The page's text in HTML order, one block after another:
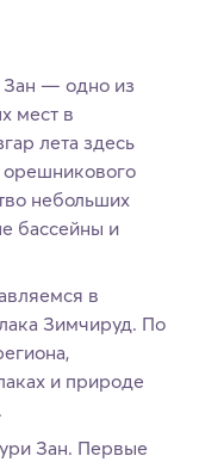
Зан — одно из
мест в
лета здесь
орешникового
небольших
бассейны и
в
Зимчируд. По
и природе
Зан. Первые